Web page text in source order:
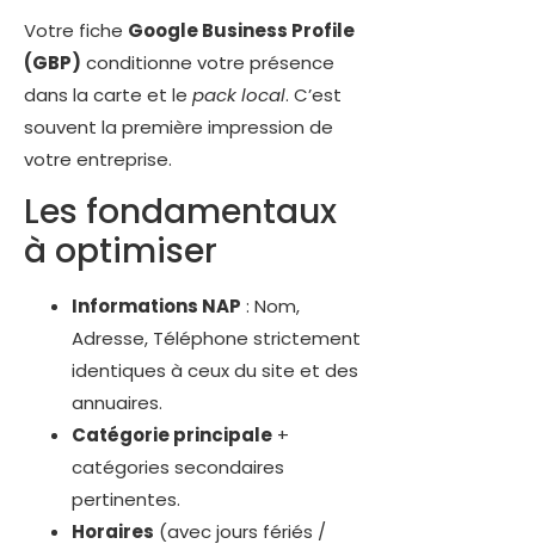
Votre fiche Google Business Profile
(GBP) conditionne votre présence
dans la carte et le pack local. C’est
souvent la première impression de
votre entreprise.
Les fondamentaux
à optimiser
Informations NAP : Nom,
Adresse, Téléphone strictement
identiques à ceux du site et des
annuaires.
Catégorie principale +
catégories secondaires
pertinentes.
Horaires (avec jours fériés /